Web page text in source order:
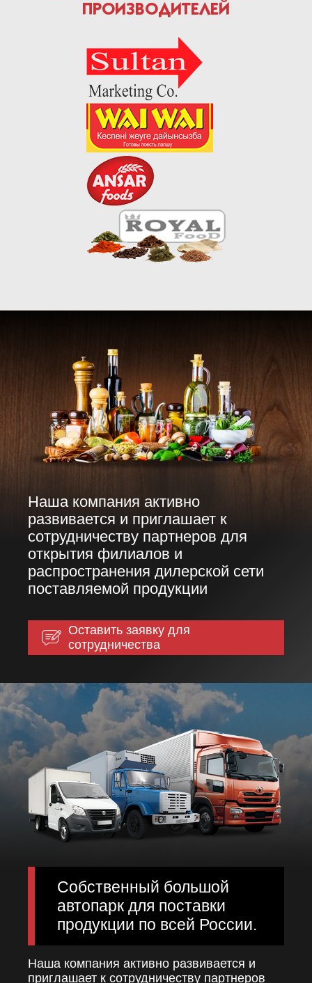
ПРОИЗВОДИТЕЛЕЙ
Наша компания активно
развивается и приглашает к
сотрудничеству партнеров для
открытия филиалов и
распространения дилерской сети
поставляемой продукции
Оставить заявку для
сотрудничества
Собственный большой
автопарк для поставки
продукции по всей России.
Наша компания активно развивается и
приглашает к сотрудничеству партнеров